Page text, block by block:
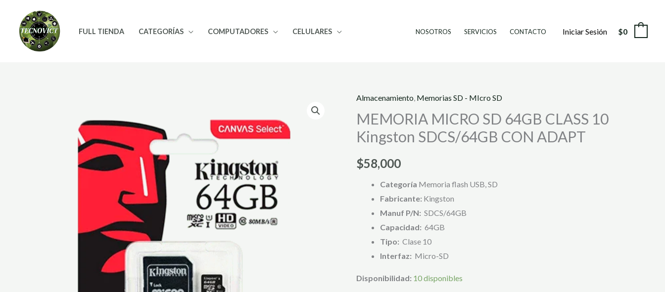
contenido
FULL TIENDA CATEGORÍAS COMPUTADORES CELULARES NOSOTROS SERVICIOS CONTACTO Iniciar Sesión $0
Almacenamiento, Memorias SD - MIcro SD
MEMORIA MICRO SD 64GB CLASS 10
Kingston SDCS/64GB CON ADAPT
$58,000
Categoría Memoria flash USB, SD
Fabricante: Kingston
Manuf P/N: SDCS/64GB
Capacidad: 64GB
Tipo: Clase 10
Interfaz: Micro-SD
Disponibilidad: 10 disponibles
MEMORIA
MICRO
SD
64GB
CLASS
10
Kingston
SDCS/64GB
CON
ADAPT
cantidad